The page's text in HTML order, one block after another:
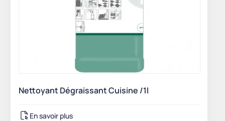
Nettoyant Dégraissant Cuisine /1l
En savoir plus